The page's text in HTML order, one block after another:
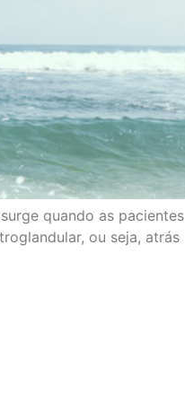
quando as pacientes
ou seja, atrás